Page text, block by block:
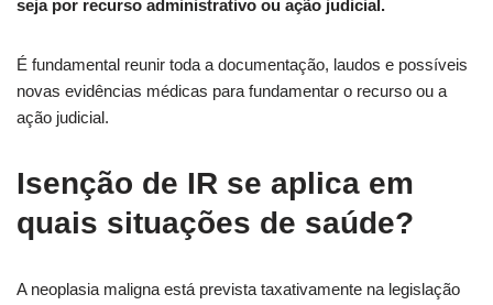
seja por recurso administrativo ou ação judicial.
É fundamental reunir toda a documentação, laudos e possíveis
novas evidências médicas para fundamentar o recurso ou a
ação judicial.
Isenção de IR se aplica em
quais situações de saúde?
A neoplasia maligna está prevista taxativamente na legislação